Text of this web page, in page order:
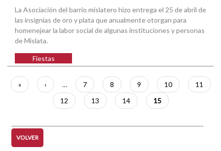
La Asociación del barrio mislatero hizo entrega el 25 de abril de
las insignias de oro y plata que anualmente otorgan para
homenejear la labor social de algunas instituciones y personas
de Mislata.
Fiestas
Paginación
Primera
página
«
Página
anterior
‹ … Página
7 Página
8 Página
9 Página
10 Página
11
Página
12 Página
13 Página
14
Página
actual
15
VOLVER